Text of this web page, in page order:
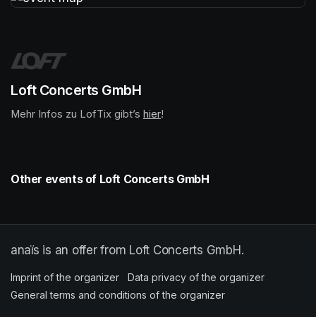
Loft Concerts GmbH
Mehr Infos zu LofTix gibt’s (opens in a new tab)
hier(opens in a new tab)
!
Other events of Loft Concerts GmbH
anaïs is an offer from Loft Concerts GmbH.
Imprint of the organizer (opens in a new tab)
Data privacy of the organizer
General terms and conditions of the organizer